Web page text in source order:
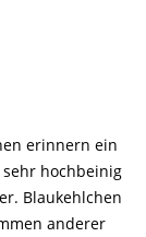
erinnern ein
hochbeinig
Blaukehlchen
anderer